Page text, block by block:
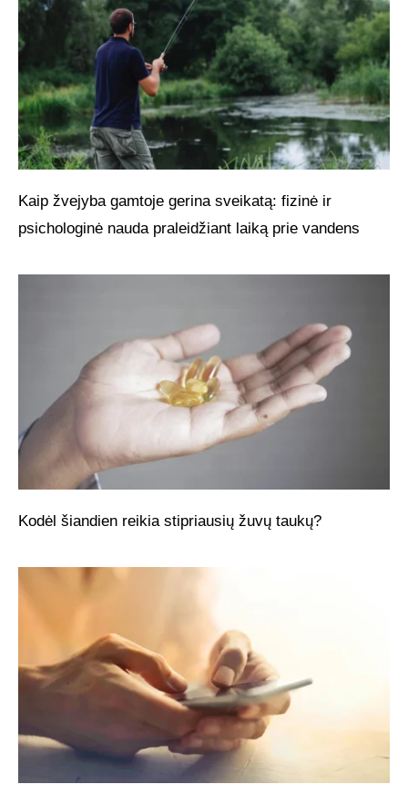
Kaip žvejyba gamtoje gerina sveikatą: fizinė ir
psichologinė nauda praleidžiant laiką prie vandens
Kodėl šiandien reikia stipriausių žuvų taukų?